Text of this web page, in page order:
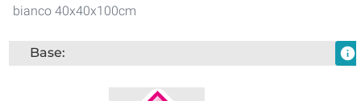
bianco 40x40x100cm
Base: info